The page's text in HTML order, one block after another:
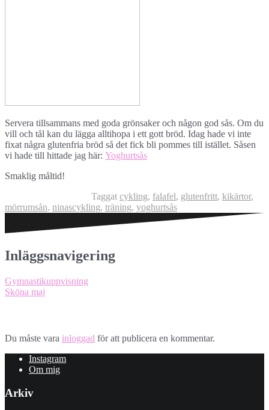
Servera tillsammans med goda grönsaker och någon god sås. Om du
vill och tål kan du lägga alltihopa i ett gott bröd. Idag hade vi inte
fixat några glutenfria bröd så det fick bli pommes till istället. Såsen
vi hade till hittade jag här: Yoghurtsås
Smaklig måltid!
Taggat cykling, falafel, glutenfritt, kikärtor,
mörrumsån, ninascykling, träning, yoghurtsås
Inläggsnavigering
Gymnastikuppvisning
Sköna maj
Du måste vara inloggad för att publicera en kommentar.
Instagram
Om mig
Arkiv